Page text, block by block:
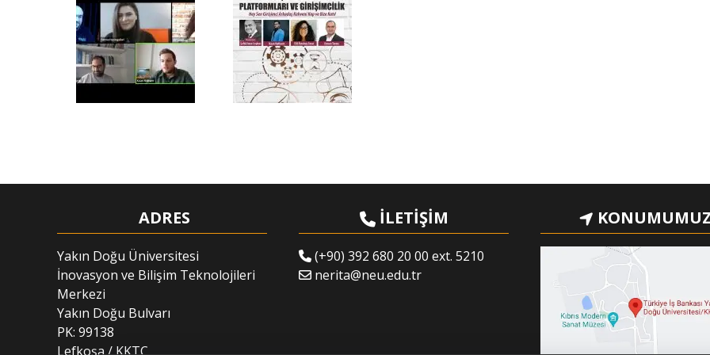
ADRES
Yakın Doğu Üniversitesi
İnovasyon ve Bilişim Teknolojileri
Merkezi
Yakın Doğu Bulvarı
PK: 99138
Lefkoşa / KKTC
İLETİŞİM
(+90) 392 680 20 00 ext. 5210
nerita@neu.edu.tr